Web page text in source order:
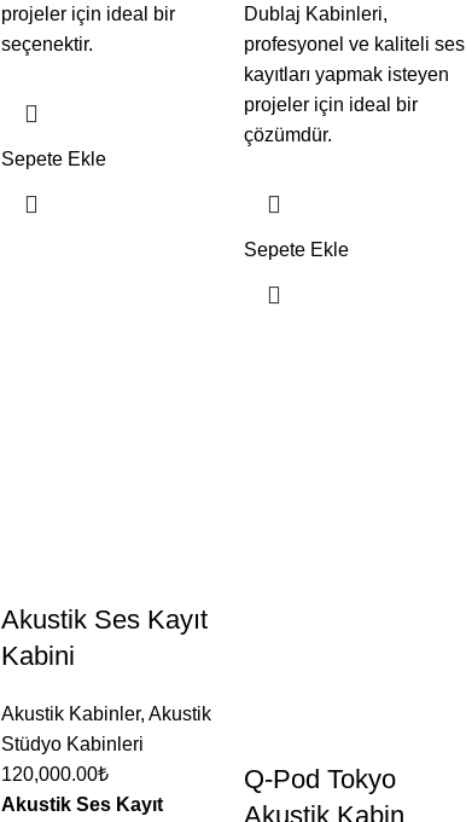
projeler için ideal bir
seçenektir.
Sepete Ekle
Dublaj Kabinleri,
profesyonel ve kaliteli ses
kayıtları yapmak isteyen
projeler için ideal bir
çözümdür.
Sepete Ekle
Akustik Ses Kayıt
Kabini
Akustik Kabinler, Akustik
Stüdyo Kabinleri
120,000.00₺
Akustik Ses Kayıt
Q-Pod Tokyo
Akustik Kabin